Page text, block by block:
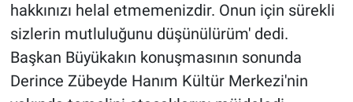
hakkınızı helal etmemenizdir. Onun için sürekli
sizlerin mutluluğunu düşünülürüm' dedi.
Başkan Büyükakın konuşmasının sonunda
Derince Zübeyde Hanım Kültür Merkezi'nin